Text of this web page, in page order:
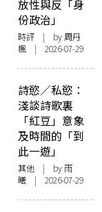
放性與反「身
份政治」
時評 | by周丹
楓 | 2026-07-29
詩慾／私慾：
淺談詩歌裏
「紅豆」意象
及時間的「到
此一遊」
其他 | by 雨
曦 | 2026-07-29